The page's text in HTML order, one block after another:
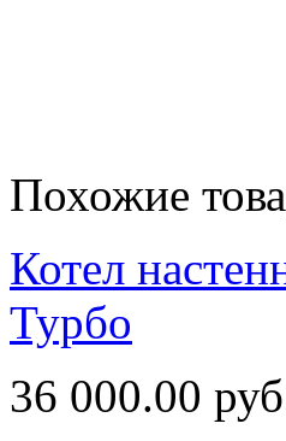
Похожие
Котел
Турбо
36 000.00